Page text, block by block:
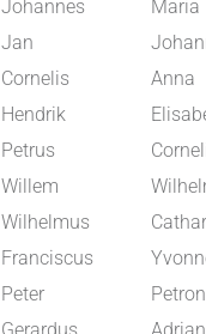
Johannes
Maria
Jan
Cornelis
Anna
Hendrik
Petrus
Willem
Wilhelmus
Franciscus
Peter